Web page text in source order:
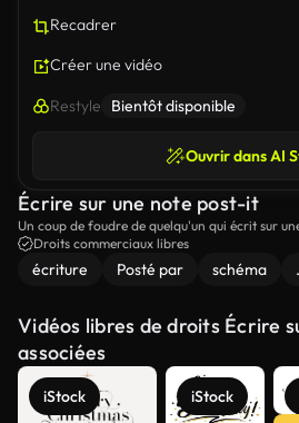
Recadrer
Créer une vidéo
Restyle Bientôt disponible
Ouvrir dans AI
Écrire sur une note post-it
Un coup de foudre de quelqu'un qui écrit sur
Droits commerciaux libres
écriture Posté par schéma
Vidéos libres de droits Écrire
associées
iStock iStock